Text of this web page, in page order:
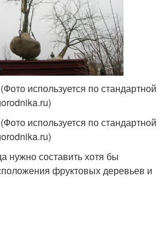
используется по стандартной
используется по стандартной
нужно составить хотя бы
фруктовых деревьев и